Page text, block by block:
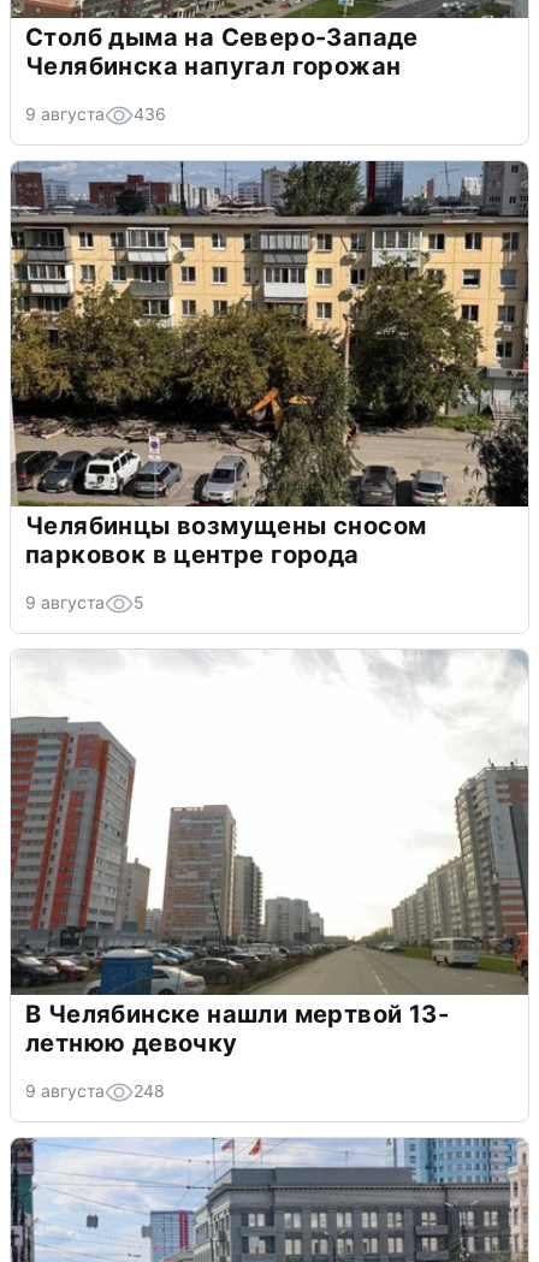
Столб дыма на Северо-Западе
Челябинска напугал горожан
9 августа 436
Челябинцы возмущены сносом
парковок в центре города
9 августа 5
В Челябинске нашли мертвой 13-
летнюю девочку
9 августа 248